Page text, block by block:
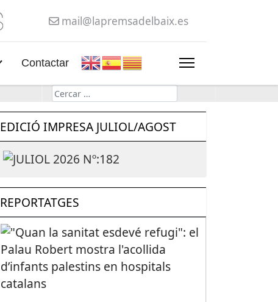
mail@lapremsadelbaix.es
Contactar
Cerca
EDICIÓ IMPRESA JULIOL/AGOST
REPORTATGES